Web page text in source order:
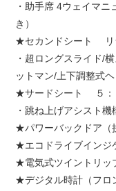
・助手席 4ウェイマ
き）
★セカンドシート リ
・超ロングスライド/
ットマン/上下調整式
★サードシート ５：
・跳ね上げアシスト
★パワーバックドア（
★エコドライブインジ
★電気式ツイントリッ
★デジタル時計（フロ